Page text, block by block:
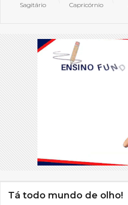
Sagitário Capricórnio
Tá todo mundo de olho!